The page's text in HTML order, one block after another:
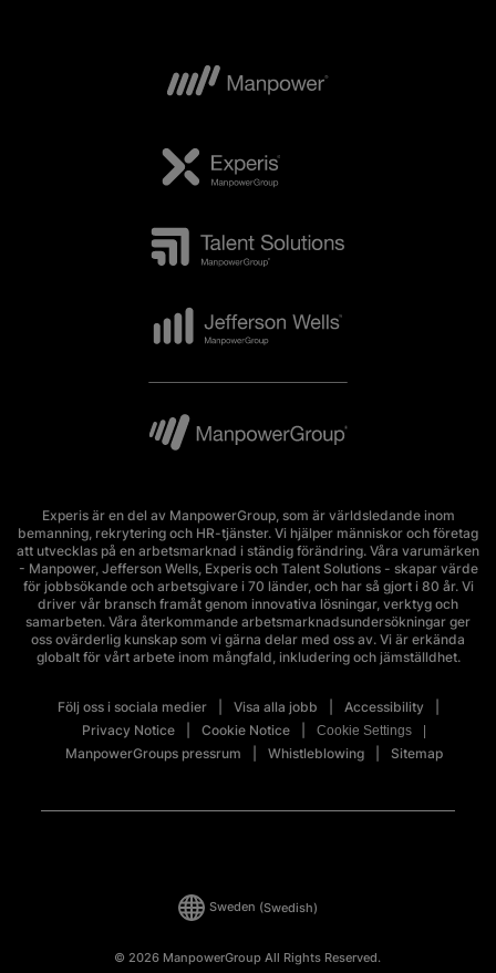
Experis är en del av ManpowerGroup, som är världsledande inom
bemanning, rekrytering och HR-tjänster. Vi hjälper människor och företag
att utvecklas på en arbetsmarknad i ständig förändring. Våra varumärken
- Manpower, Jefferson Wells, Experis och Talent Solutions - skapar värde
för jobbsökande och arbetsgivare i 70 länder, och har så gjort i 80 år. Vi
driver vår bransch framåt genom innovativa lösningar, verktyg och
samarbeten. Våra återkommande arbetsmarknadsundersökningar ger
oss ovärderlig kunskap som vi gärna delar med oss av. Vi är erkända
globalt för vårt arbete inom mångfald, inkludering och jämställdhet.
Följ oss i sociala medier Visa alla jobb
Accessibility
Privacy Notice
Cookie Notice Cookie Settings
ManpowerGroups pressrum Whistleblowing Sitemap
© 2026 ManpowerGroup All Rights Reserved.
Sweden (Swedish)